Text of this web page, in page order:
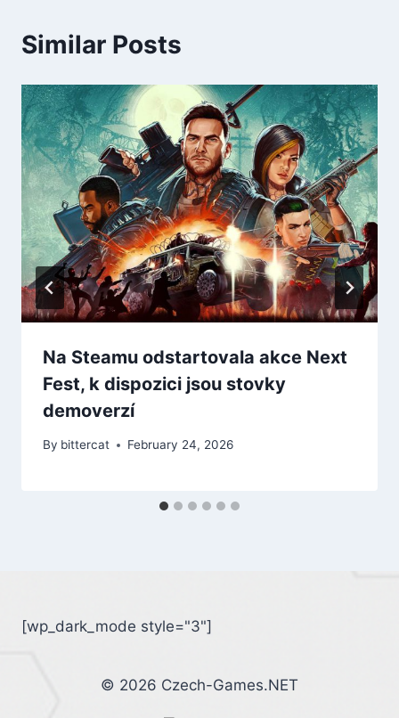
Similar Posts
Na Steamu odstartovala akce Next
Fest, k dispozici jsou stovky
demoverzí
By bittercat February 24, 2026
[wp_dark_mode style="3"]
© 2026 Czech-Games.NET